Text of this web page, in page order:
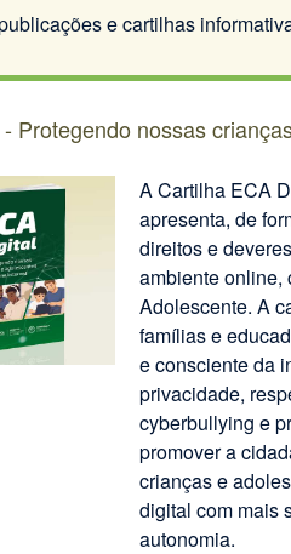
e cartilhas
Protegendo nossas
A Cartilha ECA
apresenta, de
direitos e
ambiente online,
Adolescente. A
famílias e
e consciente da
privacidade,
cyberbullying e
promover a
crianças e
digital com mais
autonomia.